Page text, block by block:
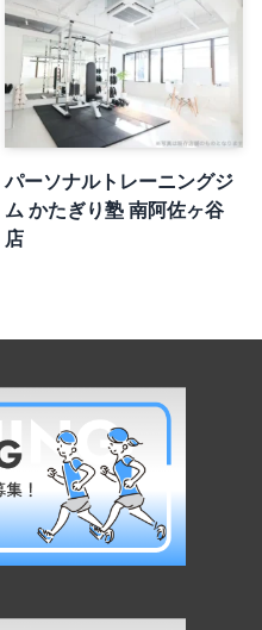
パーソナルトレーニングジ
ム かたぎり塾 南阿佐ヶ谷
店